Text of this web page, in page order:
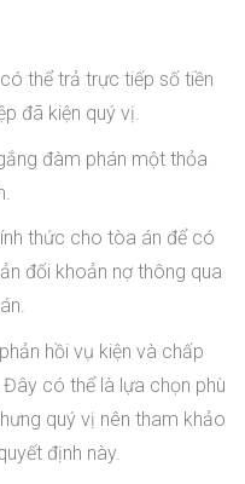
thể trả trực tiếp số tiền
đã kiện quý vị.
đàm phán một thỏa
thức cho tòa án để có
đối khoản nợ thông qua
hồi vụ kiện và chấp
có thể là lựa chọn phù
quý vị nên tham khảo
định này.